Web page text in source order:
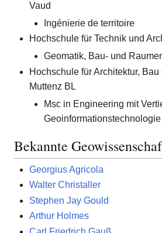
Vaud
Ingénierie de territoire
Hochschule für Technik und
Geomatik, Bau- und
Hochschule für Architektur, Bau
Muttenz BL
Msc in Engineering mit
Geoinformationstechnologie
Bekannte
Georgius Agricola
Walter Christaller
Stephen Jay Gould
Arthur Holmes